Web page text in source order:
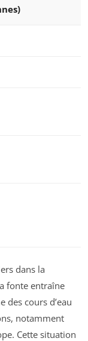
dans la
fonte entraîne
cours d’eau
notamment
Cette situation